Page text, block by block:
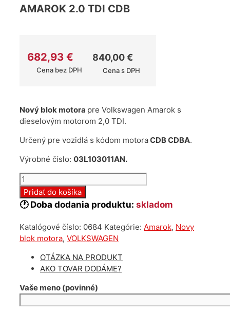
AMAROK 2.0 TDI CDB
682,93 €
Cena bez DPH
840,00€
Cena s DPH
Nový blok motora pre Volkswagen Amarok s
dieselovým motorom 2,0 TDI.
Určený pre vozidlá s kódom motoraCDB CDBA.
Výrobné číslo: 03L103011AN.
množstvo
Nový
blok
motora
Volkswagen
Amarok
CDB
Pridať do košíka
🕐 Doba dodania produktu: skladom
Katalógové číslo: 0684 Kategórie: Amarok, Novy
blok motora, VOLKSWAGEN
OTÁZKA NA PRODUKT
AKO TOVAR DODÁME?
Vaše meno (povinné)